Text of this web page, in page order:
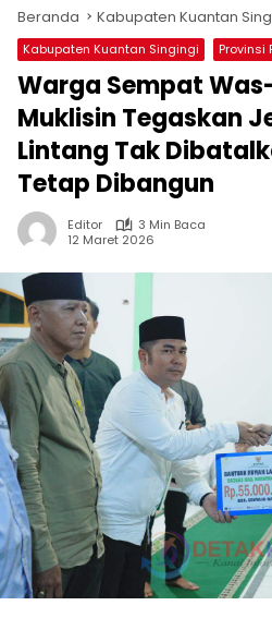
Beranda Kabupaten Kuantan
Kabupaten Kuantan Singingi Provinsi
Warga Sempat
Muklisin Tegaskan
Lintang Tak
Tetap Dibangun
Editor
3 Min Baca
12 Maret 2026